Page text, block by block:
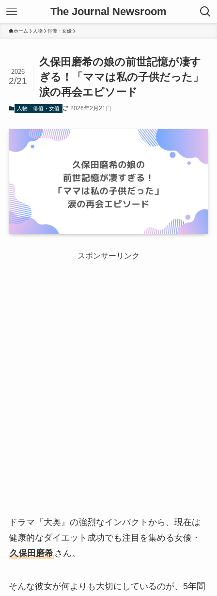
The Journal Newsroom
ホーム 人物 俳優・女優
久保田磨希の娘の前世記憶が凄す
ぎる！「ママは私の子供だった」
涙の再会エピソード
2026
2/21
人物 俳優・女優 2026年2月21日
スポンサーリンク
ドラマ『大奥』の強烈なインパクトから、現在は
健康的なダイエット成功でも注目を集める女優・
久保田磨希さん。
そんな彼女が何よりも大切にしているのが、5年間